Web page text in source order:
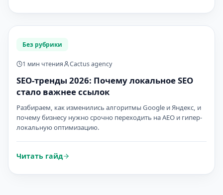
Без рубрики
1 мин чтения Cactus agency
SEO-тренды 2026: Почему локальное SEO
стало важнее ссылок
Разбираем, как изменились алгоритмы Google и Яндекс, и
почему бизнесу нужно срочно переходить на AEO и гипер-
локальную оптимизацию.
Читать гайд